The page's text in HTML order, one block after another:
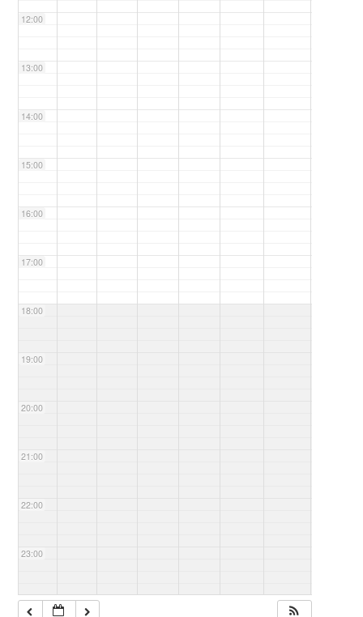
12:00
13:00
14:00
15:00
16:00
17:00
18:00
19:00
20:00
21:00
22:00
23:00